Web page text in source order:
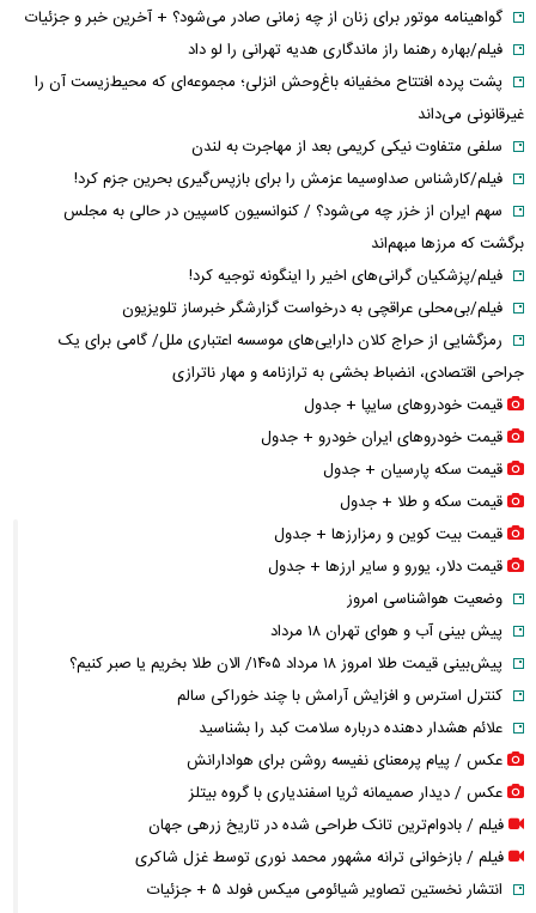
گواهینامه موتور برای زنان از چه زمانی صادر می‌شود؟ + آخرین خبر و جزئیات
فیلم/بهاره رهنما راز ماندگاری هدیه تهرانی را لو داد
پشت پرده افتتاح مخفیانه باغ‌وحش انزلی؛ مجموعه‌ای که محیط‌زیست آن را
غیرقانونی می‌داند
سلفی متفاوت نیکی کریمی بعد از مهاجرت به لندن
فیلم/کارشناس صداوسیما عزمش را برای بازپس‌گیری بحرین جزم کرد!
سهم ایران از خزر چه می‌شود؟ / کنوانسیون کاسپین در حالی به مجلس
برگشت که مرزها مبهم‌اند
فیلم/پزشکیان گرانی‌های اخیر را اینگونه توجیه کرد!
فیلم/بی‌محلی عراقچی به درخواست گزارشگر خبرساز تلویزیون
رمزگشایی از حراج کلان دارایی‌های موسسه اعتباری ملل/ گامی برای یک
جراحی اقتصادی، انضباط‌ بخشی به ترازنامه و مهار ناترازی
قیمت خودرو‌های سایپا + جدول
قیمت خودرو‌های ایران خودرو + جدول
قیمت سکه پارسیان + جدول
قیمت سکه و طلا + جدول
قیمت بیت کوین و رمزارز‌ها + جدول
قیمت دلار، یورو و سایر ارز‌ها + جدول
وضعیت هواشناسی امروز
پیش بینی آب و هوای تهران ۱۸ مرداد
پیش‌بینی قیمت طلا امروز ۱۸ مرداد ۱۴۰۵/ الان طلا بخریم یا صبر کنیم؟
کنترل استرس و افزایش آرامش با چند خوراکی سالم
علائم هشدار دهنده درباره سلامت کبد را بشناسید
عکس / پیام پرمعنای نفیسه روشن برای هوادارانش
عکس / دیدار صمیمانه ثریا اسفندیاری با گروه بیتلز
فیلم / بادوام‌ترین تانک طراحی شده در تاریخ زرهی جهان
فیلم / بازخوانی ترانه مشهور محمد نوری توسط غزل شاکری
انتشار نخستین تصاویر شیائومی میکس فولد ۵ + جزئیات